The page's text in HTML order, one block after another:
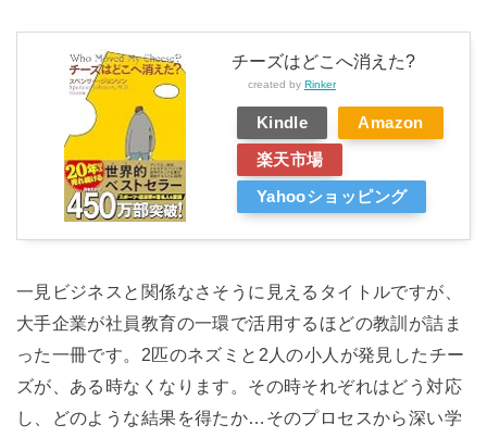
チーズはどこへ消えた?
created by Rinker
Kindle Amazon
楽天市場
Yahooショッピング
一見ビジネスと関係なさそうに見えるタイトルですが、
大手企業が社員教育の一環で活用するほどの教訓が詰ま
った一冊です。2匹のネズミと2人の小人が発見したチー
ズが、ある時なくなります。その時それぞれはどう対応
し、どのような結果を得たか…そのプロセスから深い学